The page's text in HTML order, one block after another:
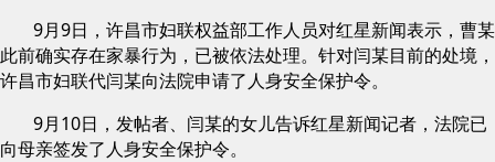
9月9日，许昌市妇联权益部工作人员对红星新闻表示，曹某
此前确实存在家暴行为，已被依法处理。针对闫某目前的处境，
许昌市妇联代闫某向法院申请了人身安全保护令。
9月10日，发帖者、闫某的女儿告诉红星新闻记者，法院已
向母亲签发了人身安全保护令。